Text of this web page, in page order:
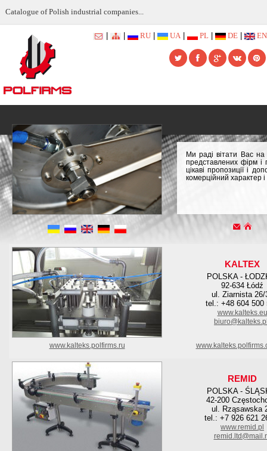
Catalogue of Polish industrial companies...
RU UA PL DE EN
Ми раді вітати Вас на
представлених фірм і
цікаві пропозиції і
комерційний характер
KALTEX
POLSKA -
92-634 Łódź
ul. Ziarnista 26/
tel.: +48 604 500
www.kalteks.eu
www.kalteks.polfirms.ru
REMID
POLSKA -
42-200
ul. Rząsawska
tel.: +7 926 621
www.remid.pl